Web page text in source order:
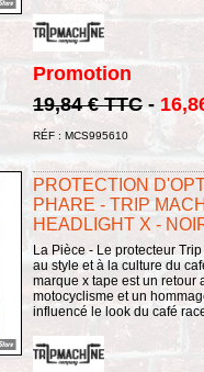
Promotion
19,84 € TTC -
RÉF : MCS995610
PROTECTION
PHARE - TRIP
HEADLIGHT X -
La Pièce - Le protecteur
au style et à la culture du
marque x tape est un retour
motocyclisme et un
influencé le look du café